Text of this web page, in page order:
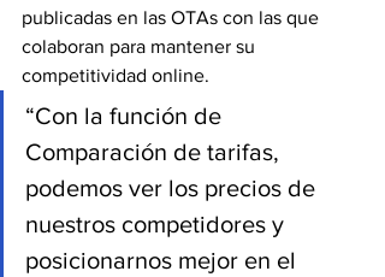
publicadas en las OTAs con las que
colaboran para mantener su
competitividad online.
“Con la función de
Comparación de tarifas,
podemos ver los precios de
nuestros competidores y
posicionarnos mejor en el